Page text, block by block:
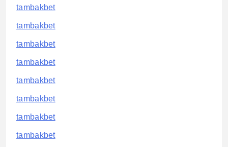
tambakbet
tambakbet
tambakbet
tambakbet
tambakbet
tambakbet
tambakbet
tambakbet